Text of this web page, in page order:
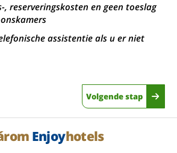
, reserveringskosten en geen toeslag
assistentie als u er niet
Volgende stap
Enjoyhotels